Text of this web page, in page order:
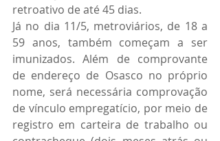
retroativo de até 45 dias.
Já no dia 11/5, metroviários, de 18 a
59 anos, também começam a ser
imunizados. Além de comprovante
de endereço de Osasco no próprio
nome, será necessária comprovação
de vínculo empregatício, por meio de
registro em carteira de trabalho ou